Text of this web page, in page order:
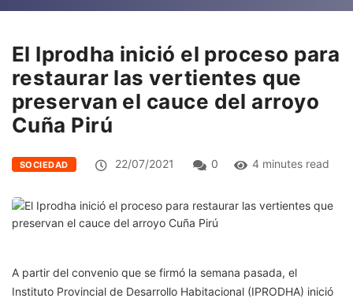
El Iprodha inició el proceso para
restaurar las vertientes que
preservan el cauce del arroyo
Cuña Pirú
SOCIEDAD 22/07/2021 0 4 minutes read
A partir del convenio que se firmó la semana pasada, el
Instituto Provincial de Desarrollo Habitacional (IPRODHA) inició